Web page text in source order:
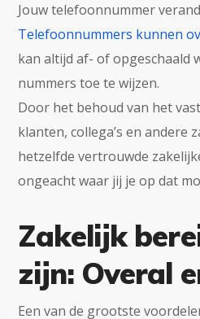
Jouw telefoonnummer
Telefoonnummers kunnen
kan altijd af- of opgeschaald
nummers toe te wijzen.
Door het behoud van het
klanten, collega’s en andere
hetzelfde vertrouwde
ongeacht waar jij je op dat
Zakelijk
zijn: Overal
Een van de grootste